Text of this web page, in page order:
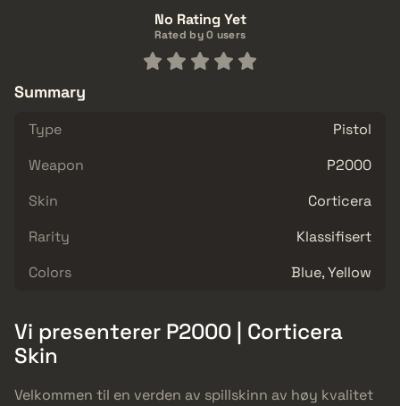
No Rating Yet
Rated by 0 users
Summary
Type
Pistol
Weapon
P2000
Skin
Corticera
Rarity
Klassifisert
Colors
Blue, Yellow
Vi presenterer P2000 | Corticera
Skin
Velkommen til en verden av spillskinn av høy kvalitet